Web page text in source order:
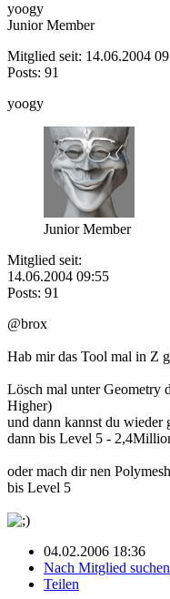
yoogy
Junior Member
Mitglied seit: 14.06.2004
Posts: 91
yoogy
Junior Member
Mitglied seit:
14.06.2004 09:55
Posts: 91
@brox
Hab mir das Tool mal in Z
Lösch mal unter Geometry
Higher)
und dann kannst du
dann bis Level 5 -
oder mach dir nen
bis Level 5
04.02.2006 18:36
Nach Mitglied suchen
Teilen